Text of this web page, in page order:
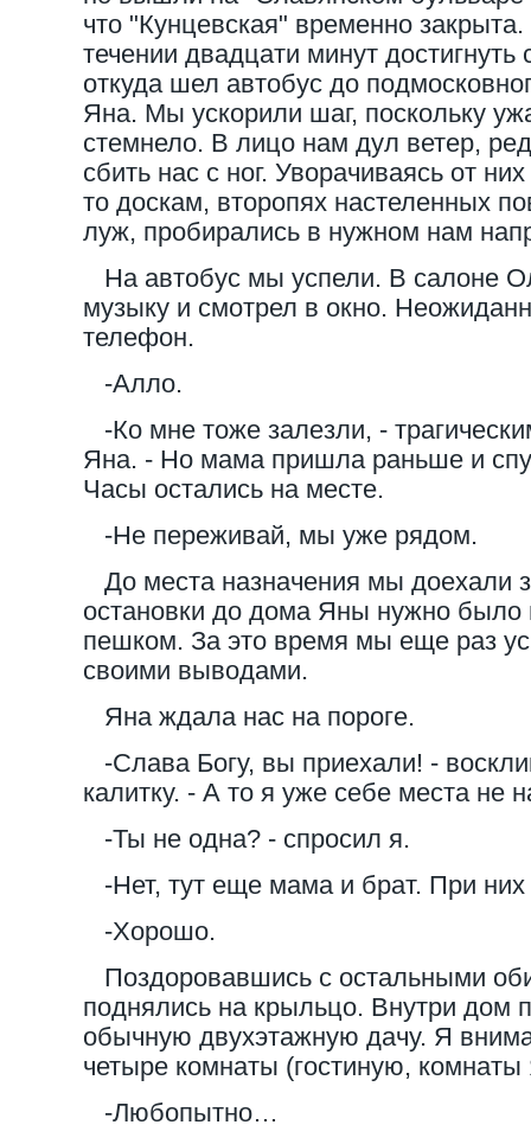
что "Кунцевская" временно
течении двадцати минут достигнуть
откуда шел автобус до
Яна. Мы ускорили шаг, поскольку
стемнело. В лицо нам дул ветер,
сбить нас с ног. Уворачиваясь от
то доскам, второпях настеленных
луж, пробирались в нужном нам
На автобус мы успели. В салоне
музыку и смотрел в окно.
телефон.
-Алло.
-Ко мне тоже залезли, -
Яна. - Но мама пришла раньше и
Часы остались на месте.
-Не переживай, мы уже рядом.
До места назначения мы доехали
остановки до дома Яны нужно было
пешком. За это время мы еще раз
своими выводами.
Яна ждала нас на пороге.
-Слава Богу, вы приехали! -
калитку. - А то я уже себе места не
-Ты не одна? - спросил я.
-Нет, тут еще мама и брат. При них
-Хорошо.
Поздоровавшись с остальными
поднялись на крыльцо. Внутри дом
обычную двухэтажную дачу. Я
четыре комнаты (гостиную,
-Любопытно…